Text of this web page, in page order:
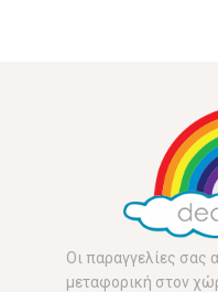
Οι παραγγελίες σας
μεταφορική στον